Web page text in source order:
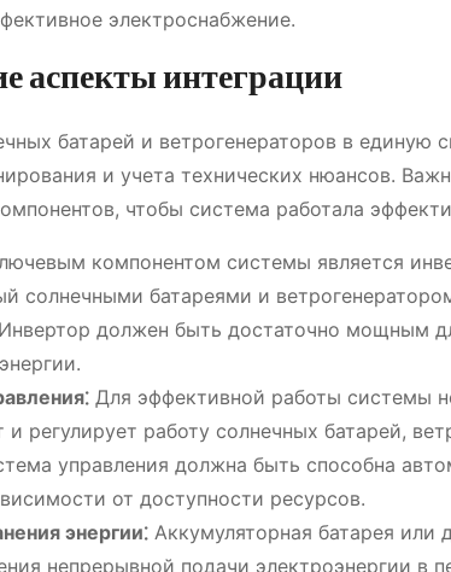
электроснабжение.
аспекты интеграции
батарей и ветрогенераторов в единую
и учета технических нюансов.
чтобы система работала
компонентом системы является
солнечными батареями и
должен быть достаточно мощным
Для эффективной работы системы
и регулирует работу солнечных батарей,
управления должна быть способна
от доступности ресурсов.
энергии⁚ Аккумуляторная батарея или
непрерывной подачи электроэнергии в